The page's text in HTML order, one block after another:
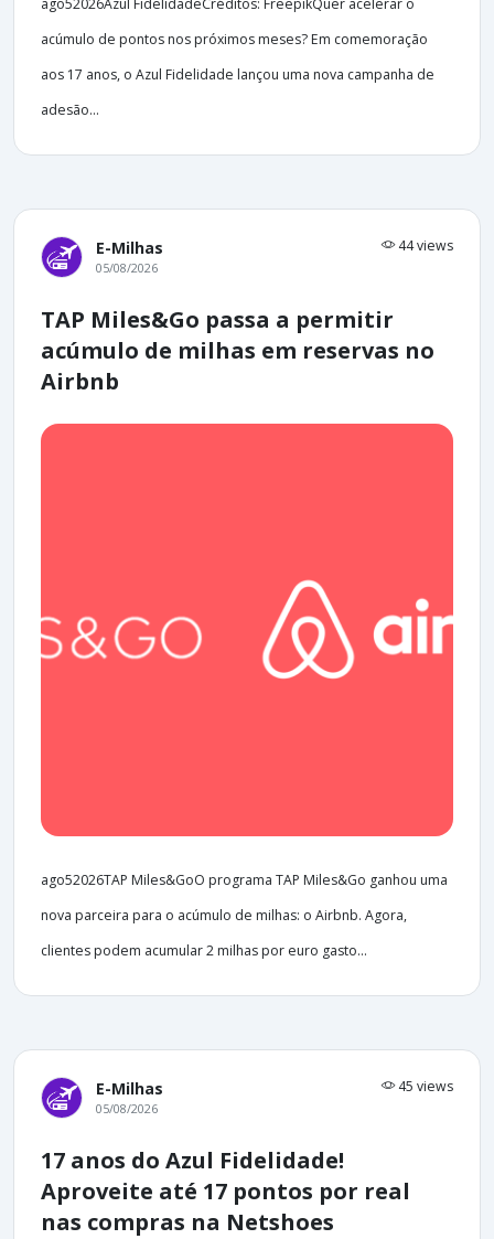
ago52026Azul FidelidadeCréditos: FreepikQuer acelerar o
acúmulo de pontos nos próximos meses? Em comemoração
aos 17 anos, o Azul Fidelidade lançou uma nova campanha de
adesão...
E-Milhas 44 views
05/08/2026
TAP Miles&Go passa a permitir
acúmulo de milhas em reservas no
Airbnb
ago52026TAP Miles&GoO programa TAP Miles&Go ganhou uma
nova parceira para o acúmulo de milhas: o Airbnb. Agora,
clientes podem acumular 2 milhas por euro gasto...
E-Milhas 45 views
05/08/2026
17 anos do Azul Fidelidade!
Aproveite até 17 pontos por real
nas compras na Netshoes